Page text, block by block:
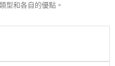
型和各自的優點。